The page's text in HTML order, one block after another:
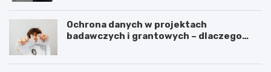
Ochrona danych w projektach
badawczych i grantowych – dlaczego